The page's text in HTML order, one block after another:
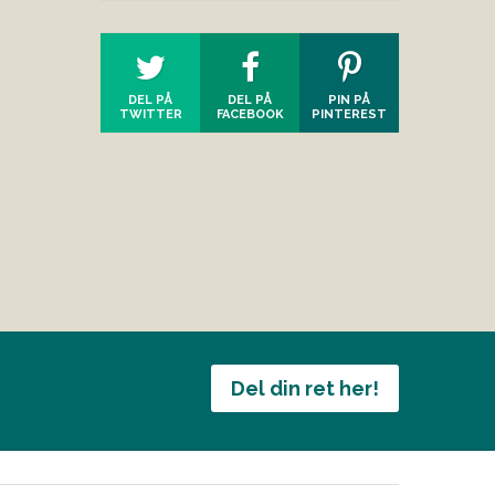
DEL PÅ
TWITTER
DEL PÅ
FACEBOOK
PIN PÅ
PINTEREST
Del din ret her!